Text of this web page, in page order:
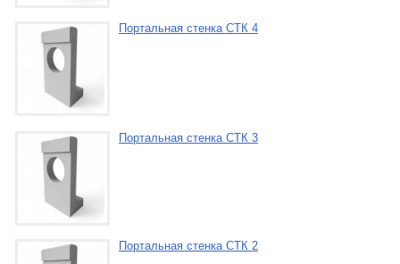
Портальная стенка СТК 4
Портальная стенка СТК 3
Портальная стенка СТК 2